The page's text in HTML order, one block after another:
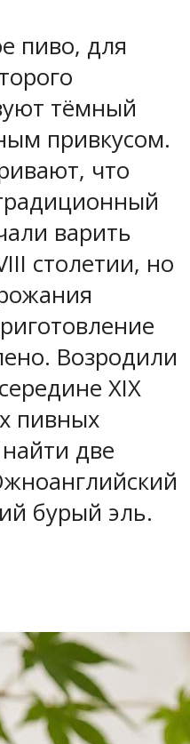
пиво, для
тёмный
привкусом.
что
варить
столетии, но
Возродили
XIX
пивных
две
бурый эль.